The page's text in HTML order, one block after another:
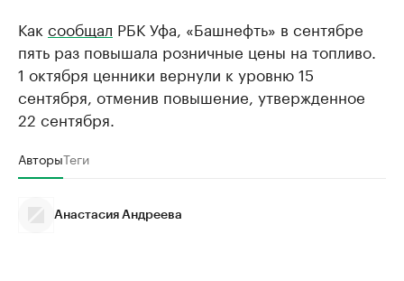
Как сообщал РБК Уфа, «Башнефть» в сентябре
пять раз повышала розничные цены на топливо.
1 октября ценники вернули к уровню 15
сентября, отменив повышение, утвержденное
22 сентября.
АвторыТеги
Анастасия Андреева